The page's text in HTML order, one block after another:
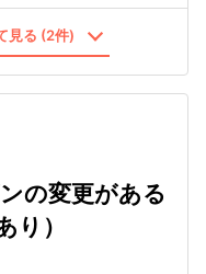
見る (2件)
の変更がある
り）